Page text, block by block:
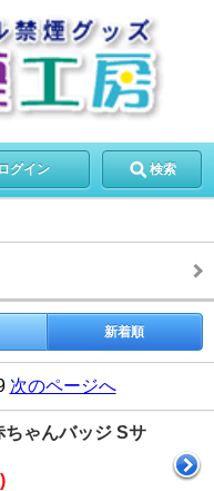
ログイン 検索
新着順
次のページへ
ゃんバッジ Sサ